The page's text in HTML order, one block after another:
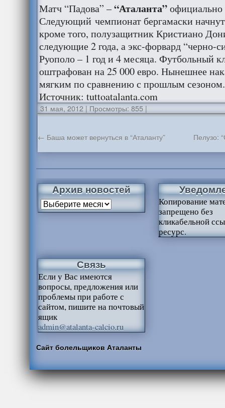
Матч “Падова” –“Аталанта”официально
Следующий чемпионат бергамаски
кроме того, полузащитник Кристиано
следующие 2 года, а экс-форвард “черно-
Руополо – 1 год и 4 месяца. Футбольный
оштрафован на 25 000 евро. Нынешнее
мягким по сравнению с прошлым
Источник: tuttoatalanta.com
31 мая, 2012 | Просмотры: 855|
← Баша может вернуться в “Аталанту” Пелузо:
Архив новостей
Копирование
запрещено без
кликабельной
ресурс.
Связь
Если у Вас имеются
вопросы, предложения или
проблемы при работе с
сайтом, пишите на почтовый
ящик
admin@atalanta-calcio.ru
Сайт болельщиков Аталанты